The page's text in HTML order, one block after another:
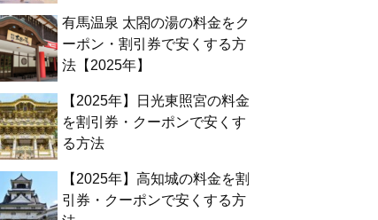
有馬温泉 太閤の湯の料金をク
ーポン・割引券で安くする方
法【2025年】
【2025年】日光東照宮の料金
を割引券・クーポンで安くす
る方法
【2025年】高知城の料金を割
引券・クーポンで安くする方